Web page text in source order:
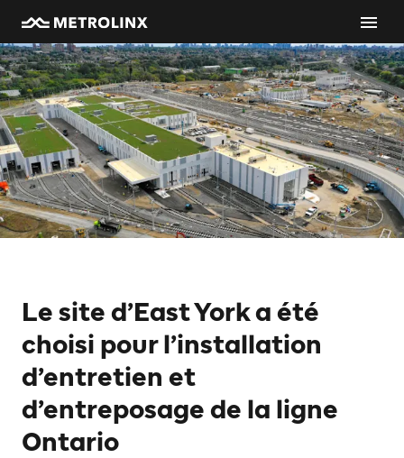
Le site d’East York a été
choisi pour l’installation
d’entretien et
d’entreposage de la ligne
Ontario